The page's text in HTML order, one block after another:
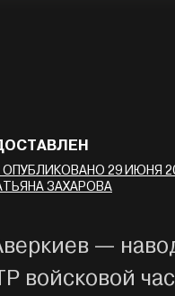
29 ИЮНЯ
ЗАХАРОВА
—
войсковой